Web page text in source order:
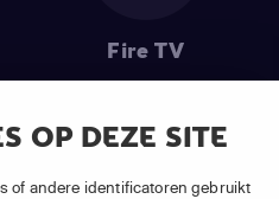
OP DEZE SITE
of andere identificatoren gebruikt
Fire TV
op alle nieuwe abonnementen